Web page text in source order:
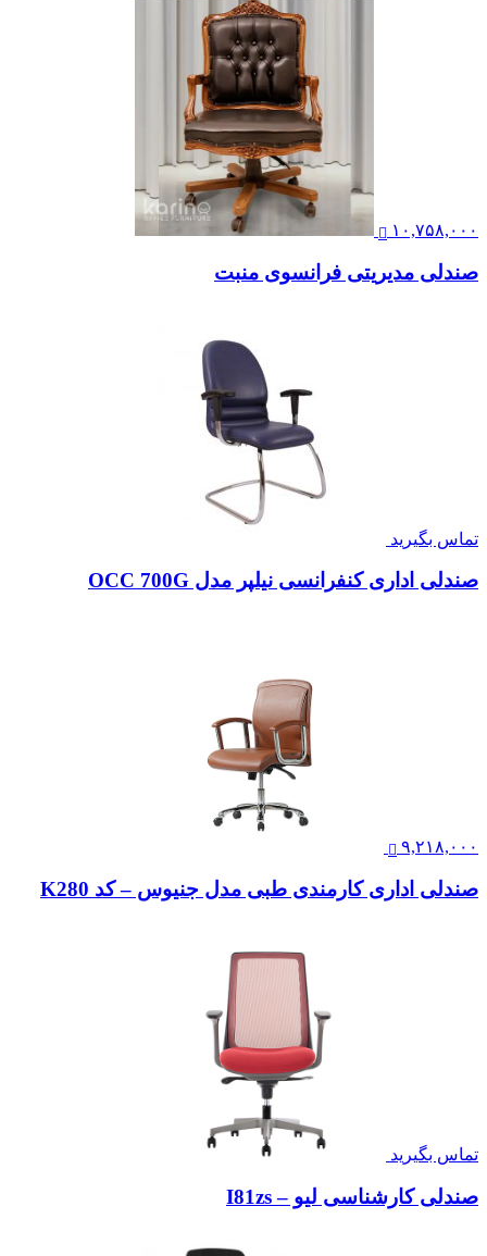
۱۰,۷۵۸,۰۰۰
صندلی مدیریتی فرانسوی منبت
تماس بگیرید
صندلی اداری کنفرانسی نیلپر مدل OCC 700G
۹,۲۱۸,۰۰۰
صندلی اداری کارمندی طبی مدل جنیوس – کد K280
تماس بگیرید
صندلی کارشناسی لیو – I81zs